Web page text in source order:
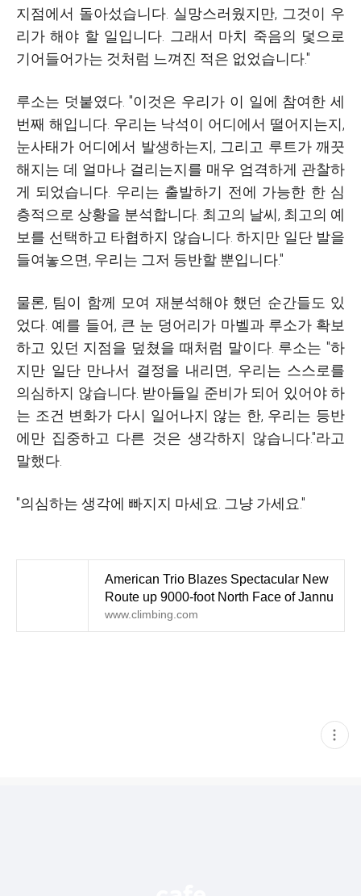
지점에서 돌아섰습니다. 실망스러웠지만, 그것이 우
리가 해야 할 일입니다. 그래서 마치 죽음의 덫으로
기어들어가는 것처럼 느껴진 적은 없었습니다."
루소는 덧붙였다. "이것은 우리가 이 일에 참여한 세
번째 해입니다. 우리는 낙석이 어디에서 떨어지는지,
눈사태가 어디에서 발생하는지, 그리고 루트가 깨끗
해지는 데 얼마나 걸리는지를 매우 엄격하게 관찰하
게 되었습니다. 우리는 출발하기 전에 가능한 한 심
층적으로 상황을 분석합니다. 최고의 날씨, 최고의 예
보를 선택하고 타협하지 않습니다. 하지만 일단 발을
들여놓으면, 우리는 그저 등반할 뿐입니다."
물론, 팀이 함께 모여 재분석해야 했던 순간들도 있
었다. 예를 들어, 큰 눈 덩어리가 마벨과 루소가 확보
하고 있던 지점을 덮쳤을 때처럼 말이다. 루소는 "하
지만 일단 만나서 결정을 내리면, 우리는 스스로를
의심하지 않습니다. 받아들일 준비가 되어 있어야 하
는 조건 변화가 다시 일어나지 않는 한, 우리는 등반
에만 집중하고 다른 것은 생각하지 않습니다."라고
말했다.
"의심하는 생각에 빠지지 마세요. 그냥 가세요."
American Trio Blazes Spectacular New
Route up 9000-foot North Face of Jannu
www.climbing.com
현
재